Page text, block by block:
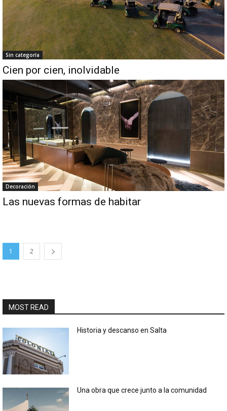
Sin categoría
Cien por cien, inolvidable
Decoración
Las nuevas formas de habitar
1 2
MOST READ
Historia y descanso en Salta
Una obra que crece junto a la comunidad